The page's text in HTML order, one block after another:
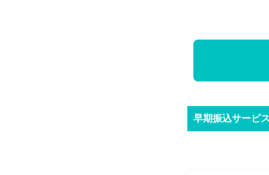
早期振込サービ